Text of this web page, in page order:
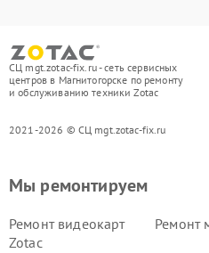
СЦ mgt.zotac-fix.ru - сеть сервисных
центров в Магнитогорске по ремонту
и обслуживанию техники Zotac
2021-2026 © СЦ mgt.zotac-fix.ru
Мы ремонтируем
Ремонт видеокарт
Zotac
Ремонт